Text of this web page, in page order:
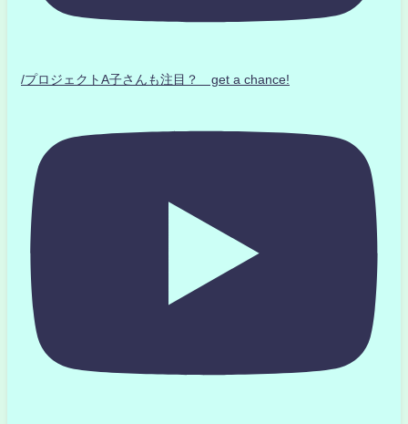
/プロジェクトA子さんも注目？ get a chance!